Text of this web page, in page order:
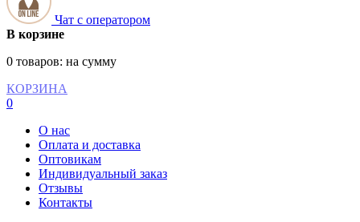
Чат с оператором
В корзине
0 товаров: на сумму
КОРЗИНА
0
О нас
Оплата и доставка
Оптовикам
Индивидуальный заказ
Отзывы
Контакты